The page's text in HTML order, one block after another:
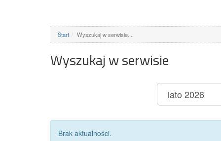
Start Wyszukaj w serwisie...
Wyszukaj w serwisie
Brak aktualności.